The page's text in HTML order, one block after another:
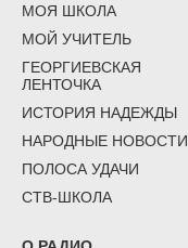
МОЯ ШКОЛА
МОЙ УЧИТЕЛЬ
ГЕОРГИЕВСКАЯ
ЛЕНТОЧКА
ИСТОРИЯ НАДЕЖДЫ
НАРОДНЫЕ НОВОСТИ
ПОЛОСА УДАЧИ
СТВ-ШКОЛА